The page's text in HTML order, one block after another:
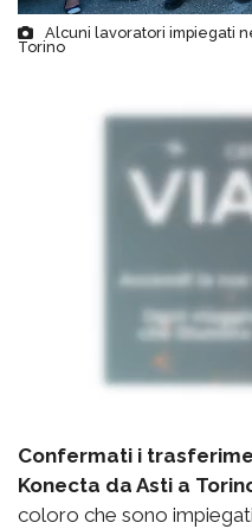
Alcuni lavoratori impiegati
Torino
Confermati i
Konecta da Asti a
coloro che sono